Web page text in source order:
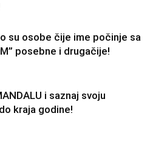
su osobe čije ime počinje sa
posebne i drugačije!
i saznaj svoju
kraja godine!